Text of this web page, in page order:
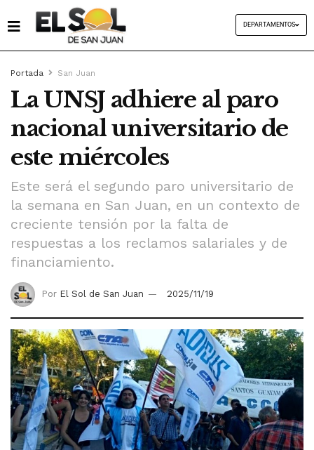
DEPARTAMENTOS
Portada San Juan
La UNSJ adhiere al paro
nacional universitario de
este miércoles
Este será el segundo paro universitario de
la semana en San Juan, en un contexto de
creciente tensión por la falta de
respuestas a los reclamos salariales y de
financiamiento.
Por El Sol de San Juan 2025/11/19